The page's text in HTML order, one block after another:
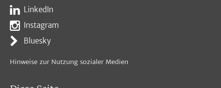
LinkedIn
Instagram
Bluesky
Hinweise zur Nutzung sozialer Medien